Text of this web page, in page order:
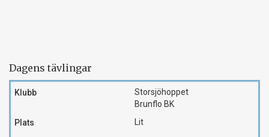
Dagens tävlingar
Storsjöhoppet
Brunflo BK
Lit